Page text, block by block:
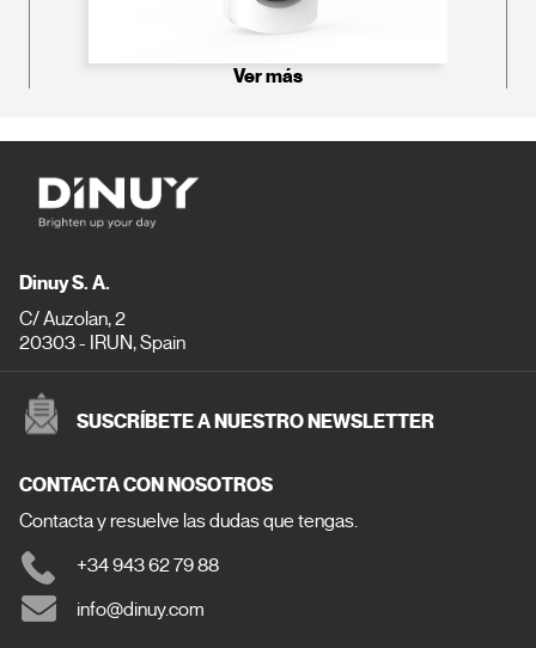
Ver más
Dinuy S. A.
C/ Auzolan, 2
20303 - IRUN, Spain
SUSCRÍBETE A NUESTRO NEWSLETTER
CONTACTA CON NOSOTROS
Contacta y resuelve las dudas que tengas.
+34 943 62 79 88
info@dinuy.com